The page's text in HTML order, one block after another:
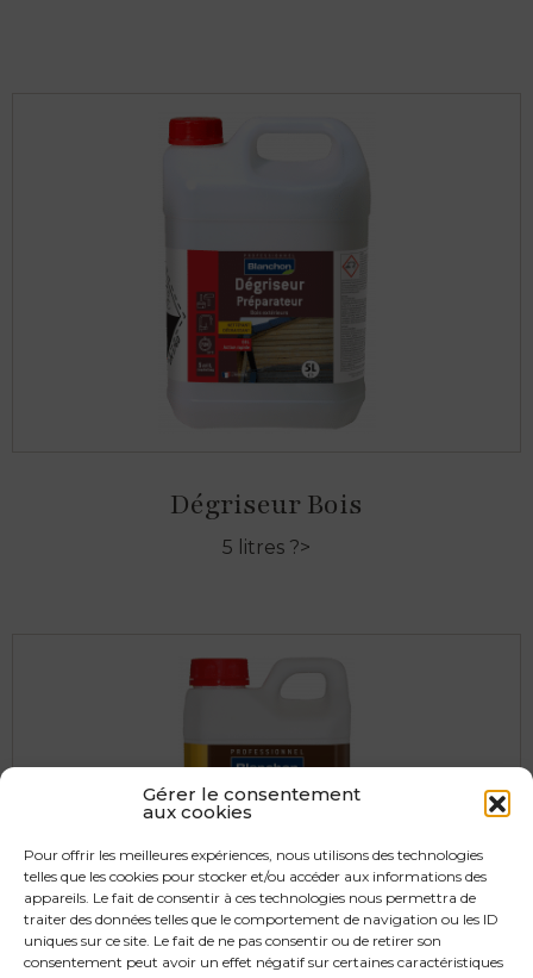
Gérer le consentement
aux cookies
Pour offrir les meilleures expériences, nous utilisons des technologies
telles que les cookies pour stocker et/ou accéder aux informations des
appareils. Le fait de consentir à ces technologies nous permettra de
traiter des données telles que le comportement de navigation ou les ID
uniques sur ce site. Le fait de ne pas consentir ou de retirer son
consentement peut avoir un effet négatif sur certaines caractéristiques
Dégriseur Bois
5 litres ?>